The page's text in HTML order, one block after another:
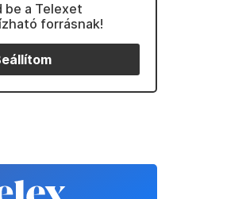
be a Telexet
forrásnak!